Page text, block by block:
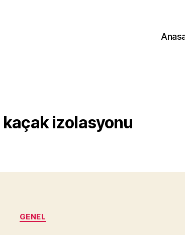
kaçak izolasyonu
Kategoriler
GENEL